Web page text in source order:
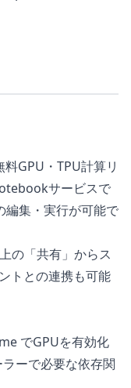
GPU・TPU計算リ
サービスで
集・実行が可能で
の「共有」からス
トとの連携も可能
でGPUを有効化
ーで必要な依存関